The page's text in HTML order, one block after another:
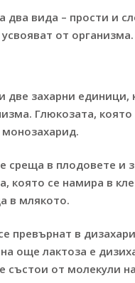
два вида – прости и
от организма.
две захарни
Глюкозата,
монозахарид.
среща в плодовете и
която се намира в
в млякото.
превърнат в
още лактоза е
състои от молекули